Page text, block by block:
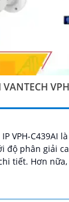
VPH-C439AI
năng công